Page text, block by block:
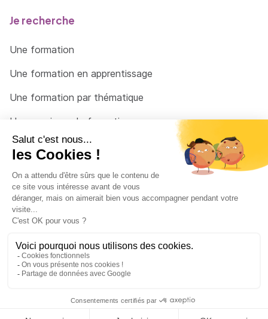
Je recherche
Une formation
Une formation en apprentissage
Une formation par thématique
Un organisme de formation
Un conseiller
Une solution pour raccrocher
© 2026 - Côté Formations - par Via Compétences
Menu Pied de page
Mentions Légales
Politique de confidentialité